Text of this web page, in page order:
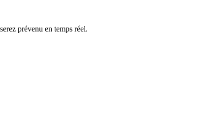
prévenu en temps réel.